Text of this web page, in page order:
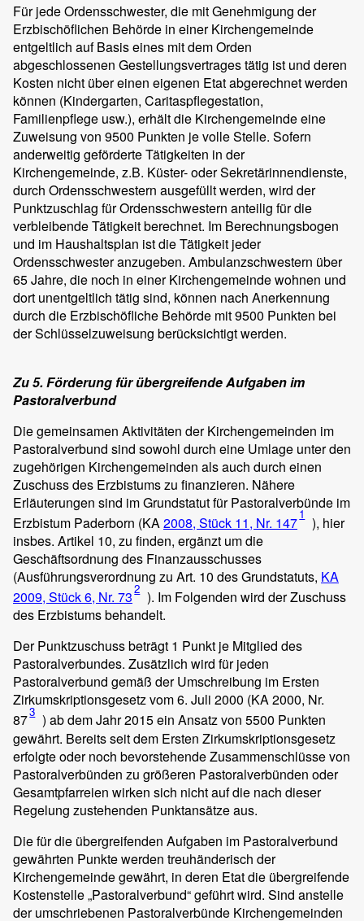
Für jede Ordensschwester, die mit Genehmigung der
Erzbischöflichen Behörde in einer Kirchengemeinde
entgeltlich auf Basis eines mit dem Orden
abgeschlossenen Gestellungsvertrages tätig ist und deren
Kosten nicht über einen eigenen Etat abgerechnet werden
können (Kindergarten, Caritaspflegestation,
Familienpflege usw.), erhält die Kirchengemeinde eine
Zuweisung von 9500 Punkten je volle Stelle. Sofern
anderweitig geförderte Tätigkeiten in der
Kirchengemeinde, z.B. Küster- oder Sekretärinnendienste,
durch Ordensschwestern ausgefüllt werden, wird der
Punktzuschlag für Ordensschwestern anteilig für die
verbleibende Tätigkeit berechnet. Im Berechnungsbogen
und im Haushaltsplan ist die Tätigkeit jeder
Ordensschwester anzugeben. Ambulanzschwestern über
65 Jahre, die noch in einer Kirchengemeinde wohnen und
dort unentgeltlich tätig sind, können nach Anerkennung
durch die Erzbischöfliche Behörde mit 9500 Punkten bei
der Schlüsselzuweisung berücksichtigt werden.
Zu 5. Förderung für übergreifende Aufgaben im
Pastoralverbund
Die gemeinsamen Aktivitäten der Kirchengemeinden im
Pastoralverbund sind sowohl durch eine Umlage unter den
zugehörigen Kirchengemeinden als auch durch einen
Zuschuss des Erzbistums zu finanzieren. Nähere
Erläuterungen sind im Grundstatut für Pastoralverbünde im
Erzbistum Paderborn (KA2008, Stück 11, Nr. 1471 ), hier
insbes. Artikel 10, zu finden, ergänzt um die
Geschäftsordnung des Finanzausschusses
(Ausführungsverordnung zu Art. 10 des Grundstatuts, KA
2009, Stück 6, Nr. 732 ). Im Folgenden wird der Zuschuss
des Erzbistums behandelt.
Der Punktzuschuss beträgt 1 Punkt je Mitglied des
Pastoralverbundes. Zusätzlich wird für jeden
Pastoralverbund gemäß der Umschreibung im Ersten
Zirkumskriptionsgesetz vom 6. Juli 2000 (KA 2000, Nr.
873 ) ab dem Jahr 2015 ein Ansatz von 5500 Punkten
gewährt. Bereits seit dem Ersten Zirkumskriptionsgesetz
erfolgte oder noch bevorstehende Zusammenschlüsse von
Pastoralverbünden zu größeren Pastoralverbünden oder
Gesamtpfarreien wirken sich nicht auf die nach dieser
Regelung zustehenden Punktansätze aus.
Die für die übergreifenden Aufgaben im Pastoralverbund
gewährten Punkte werden treuhänderisch der
Kirchengemeinde gewährt, in deren Etat die übergreifende
Kostenstelle „Pastoralverbund“ geführt wird. Sind anstelle
der umschriebenen Pastoralverbünde Kirchengemeinden